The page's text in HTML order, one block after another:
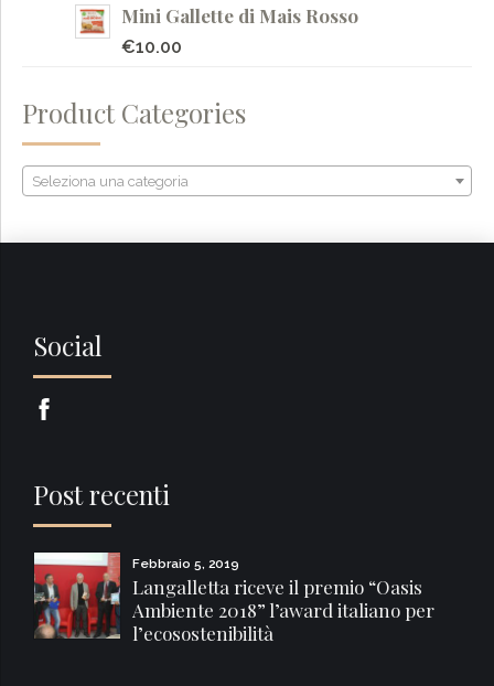
Mini Gallette di Mais Rosso
€10.00
Product Categories
Seleziona una categoria
Social
Post recenti
Febbraio 5, 2019
Langalletta riceve il premio “Oasis
Ambiente 2018” l’award italiano per
l’ecosostenibilità